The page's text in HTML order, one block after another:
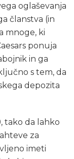
oglaševanja
članstva (in
mnoge, ki
ponuja
in ga
s tem, da
depozita
tako da lahko
za
imeti